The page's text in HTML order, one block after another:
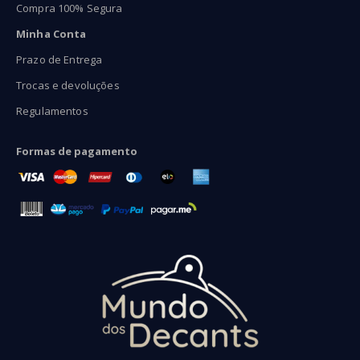
Compra 100% Segura
Minha Conta
Prazo de Entrega
Trocas e devoluções
Regulamentos
Formas de pagamento